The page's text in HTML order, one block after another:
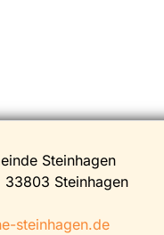
Steinhagen
Steinhagen
steinhagen.de